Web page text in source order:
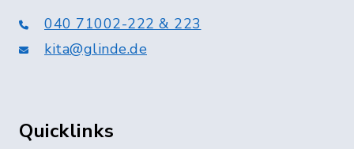
040 71002-222 & 223
kita@glinde.de
Quicklinks